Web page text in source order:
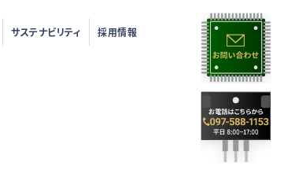
サステナビリティ 採用情報